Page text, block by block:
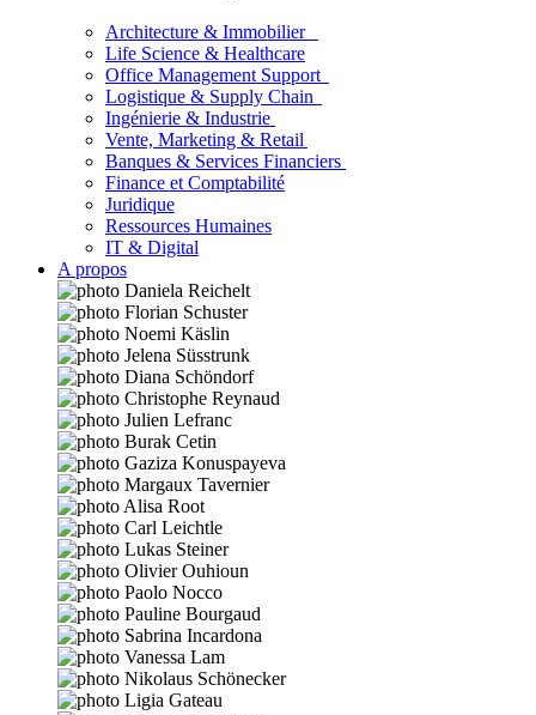
Architecture & Immobilier
Life Science & Healthcare
Office Management Support
Logistique & Supply Chain
Ingénierie & Industrie
Vente, Marketing & Retail
Banques & Services Financiers
Finance et Comptabilité
Juridique
Ressources Humaines
IT & Digital
A propos